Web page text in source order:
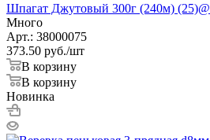
Шпагат Джутовый 300г (240м) (25)@
Много
Арт.: 38000075
373.50 руб./шт
В корзину
В корзину
Новинка